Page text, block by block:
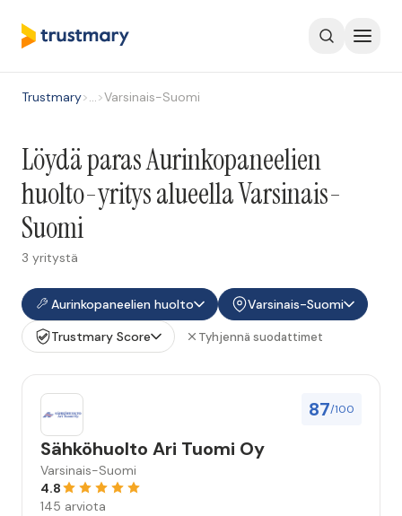
Trustmary>…>Varsinais-Suomi
Löydä paras Aurinkopaneelien
huolto-yritys alueella Varsinais-
Suomi
3 yritystä
Aurinkopaneelien huolto
Varsinais-Suomi
Trustmary Score
Tyhjennä suodattimet
87/100
Sähköhuolto Ari Tuomi Oy
Varsinais-Suomi
4.8
145 arviota